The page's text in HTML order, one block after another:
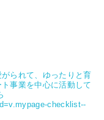
られて、ゆったりと育
事業を中心に活動して
checklist--